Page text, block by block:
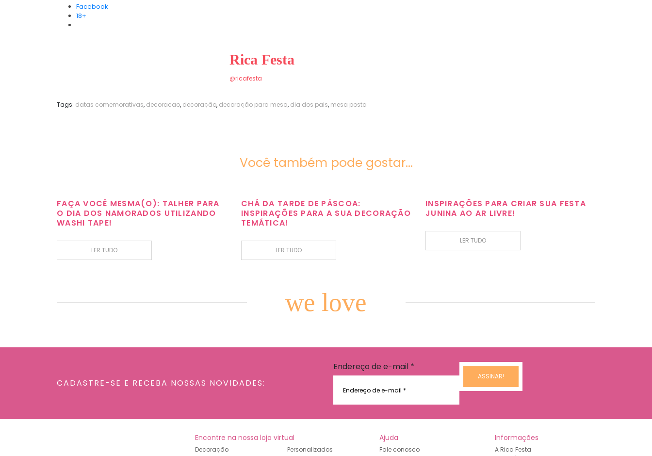
Facebook
18+
Rica Festa
@ricafesta
Tags: datas comemorativas, decoracao, decoração, decoração para mesa, dia dos pais, mesa posta
Você também pode gostar...
FAÇA VOCÊ MESMA(O): TALHER PARA
O DIA DOS NAMORADOS UTILIZANDO
WASHI TAPE!
LER TUDO
CHÁ DA TARDE DE PÁSCOA:
INSPIRAÇÕES PARA A SUA DECORAÇÃO
TEMÁTICA!
LER TUDO
INSPIRAÇÕES PARA CRIAR SUA FESTA
JUNINA AO AR LIVRE!
LER TUDO
we love
CADASTRE-SE E RECEBA NOSSAS NOVIDADES:
Endereço de e-mail *
Encontre na nossa loja virtual
Decoração
Personalizados
Ajuda
Fale conosco
Informações
A Rica Festa